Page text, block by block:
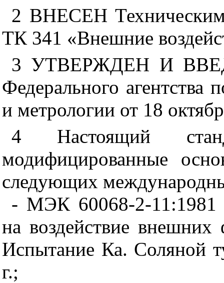
2 ВНЕСЕН Техническим
ТК 341 «Внешние
3 УТВЕРЖДЕН И
Федерального агентства
и метрологии от 18
4 Настоящий
модифицированные
следующих
- МЭК 60068-2-11:1981
на воздействие
Испытание Ка. Соляной
г.;